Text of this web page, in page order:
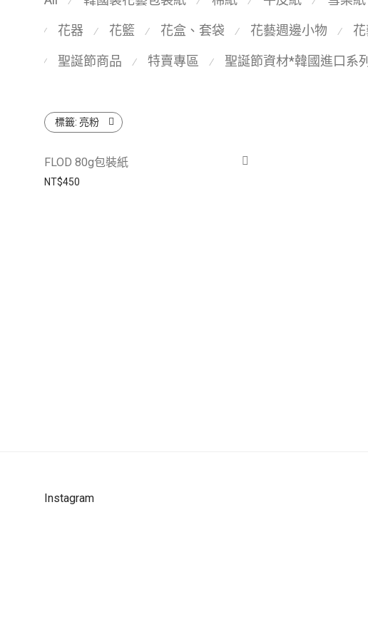
⁄ 花器 ⁄ 花籃 ⁄ 花盒、套袋 ⁄ 花藝週邊小物 ⁄
⁄ 聖誕節商品 ⁄ 特賣專區 ⁄ 聖誕節資材*韓國進口系列
標籤: 亮粉
FLOD 80g包裝紙
NT$450
Instagram